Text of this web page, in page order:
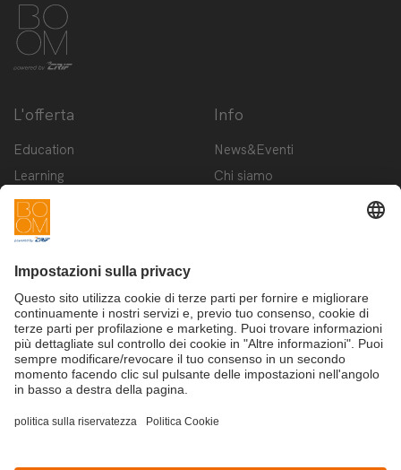
L'offerta
Education
Learning
Innovation
Startup
Info
News&Eventi
Chi siamo
Iscriviti alla newsletter BOOM